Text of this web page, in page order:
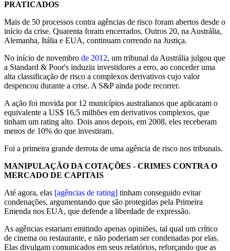
PRATICADOS
Mais de 50 processos contra agências de risco foram abertos desde o
início da crise. Quarenta foram encerrados. Outros 20, na Austrália,
Alemanha, Itália e EUA, continuam correndo na Justiça.
No início de novembro de 2012, um tribunal da Austrália julgou que
a Standard & Poor's induziu investidores a erro, ao conceder uma
alta classificação de risco a complexos derivativos cujo valor
despencou durante a crise. A S&P ainda pode recorrer.
A ação foi movida por 12 municípios australianos que aplicaram o
equivalente a US$ 16,5 milhões em derivativos complexos, que
tinham um rating alto. Dois anos depois, em 2008, eles receberam
menos de 10% do que investiram.
Foi a primeira grande derrota de uma agência de risco nos tribunais.
MANIPULAÇÃO DA COTAÇÕES - CRIMES CONTRA O
MERCADO DE CAPITAIS
Até agora, elas [agências de rating] tinham conseguido evitar
condenações, argumentando que são protegidas pela Primeira
Emenda nos EUA, que defende a liberdade de expressão.
As agências estariam emitindo apenas opiniões, tal qual um crítico
de cinema ou restaurante, e não poderiam ser condenadas por elas.
Elas divulgam comunicados em seus relatórios, reforçando que as